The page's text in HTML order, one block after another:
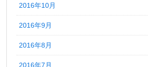
2016年10月
2016年9月
2016年8月
2016年7月